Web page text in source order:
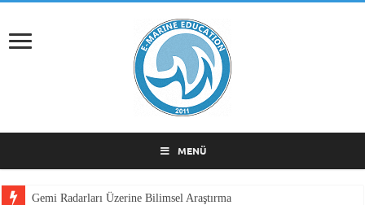
MENÜ
Gemi Radarları Üzerine Bilimsel Araştırma